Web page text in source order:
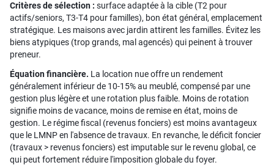
Critères de sélection : surface adaptée à la cible (T2 pour
actifs/seniors, T3-T4 pour familles), bon état général, emplacement
stratégique. Les maisons avec jardin attirent les familles. Évitez les
biens atypiques (trop grands, mal agencés) qui peinent à trouver
preneur.
Équation financière. La location nue offre un rendement
généralement inférieur de 10-15% au meublé, compensé par une
gestion plus légère et une rotation plus faible. Moins de rotation
signifie moins de vacance, moins de remise en état, moins de
gestion. Le régime fiscal (revenus fonciers) est moins avantageux
que le LMNP en l'absence de travaux. En revanche, le déficit foncier
(travaux > revenus fonciers) est imputable sur le revenu global, ce
qui peut fortement réduire l'imposition globale du foyer.